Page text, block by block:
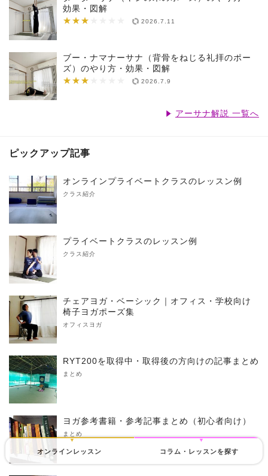
オンラインレッスン コラム・レッスンを探す
効果・図解
★★★
★★★★★★★ 2026.7.11
ブー・ナマナーサナ（背骨をねじる礼拝のポー
ズ）のやり方・効果・図解
★★★
★★★★★★★ 2026.7.9
アーサナ解説 一覧へ
ピックアップ記事
オンラインプライベートクラスのレッスン例
クラス紹介
プライベートクラスのレッスン例
クラス紹介
チェアヨガ・ベーシック｜オフィス・学校向け
椅子ヨガポーズ集
オフィスヨガ
RYT200を取得中・取得後の方向けの記事まとめ
まとめ
ヨガ参考書籍・参考記事まとめ（初心者向け）
まとめ